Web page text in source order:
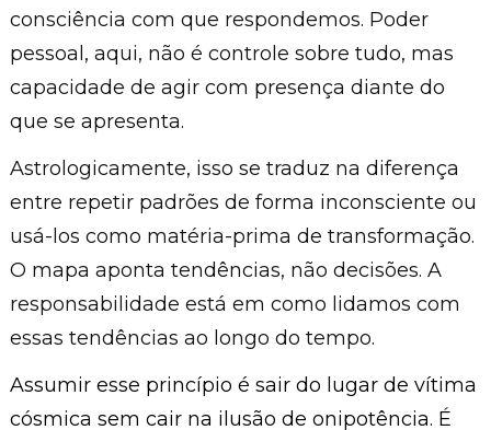
consciência com que respondemos. Poder
pessoal, aqui, não é controle sobre tudo, mas
capacidade de agir com presença diante do
que se apresenta.
Astrologicamente, isso se traduz na diferença
entre repetir padrões de forma inconsciente ou
usá-los como matéria-prima de transformação.
O mapa aponta tendências, não decisões. A
responsabilidade está em como lidamos com
essas tendências ao longo do tempo.
Assumir esse princípio é sair do lugar de vítima
cósmica sem cair na ilusão de onipotência. É